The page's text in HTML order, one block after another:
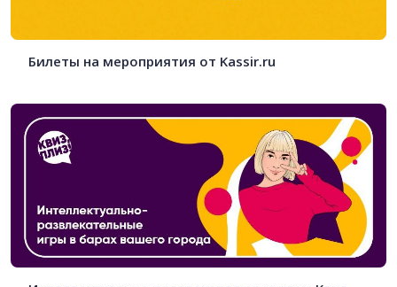
Билеты на мероприятия от Kassir.ru